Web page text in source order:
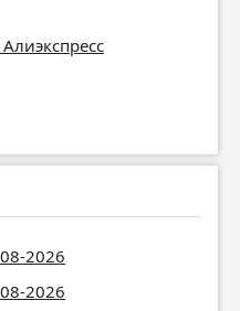
2026
2026